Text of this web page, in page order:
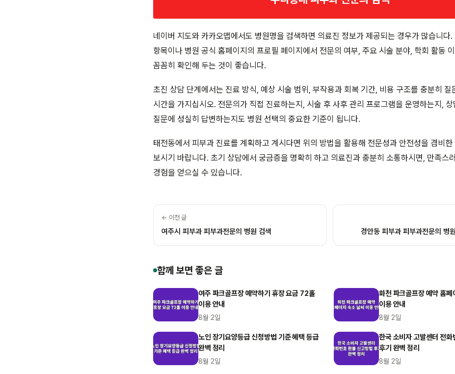
네이버 지도와 카카오맵에서도 병원명을 검색하면 의료진 정보가 제공되는 경우가 많습니다.
항목이나 병원 공식 홈페이지의 프로필 페이지에서 전문의 여부, 주요 시술 분야, 학회 활동
꼼꼼히 확인해 두는 것이 좋습니다.
초진 상담 단계에서는 진료 방식, 예상 시술 범위, 부작용과 회복 기간, 비용 구조를 충분히 질
시간을 가지십시오. 전문의가 직접 진료하는지, 시술 후 사후 관리 프로그램을 운영하는지, 상
질문에 성실히 답변하는지도 병원 선택의 중요한 기준이 됩니다.
태전동에서 피부과 진료를 계획하고 계시다면 위의 방법을 활용해 전문성과 안전성을 겸비한
보시기 바랍니다. 초기 상담에서 궁금증을 명확히 하고 의료진과 충분히 소통하시면, 만족스
경험을 얻으실 수 있습니다.
← 이전 글
여주시 피부과 피부과전문의 병원 검색 경안동 피부과 피부과전문의 병
함께 보면 좋은 글
여주 파크골프장 예약하기 휴장 요금 72홀
이용 안내
8월 2일
화천 파크골프장 예약 홈페
이용 안내
8월 2일
노인 장기요양등급 신청방법 기준 혜택 등급
완벽 정리
8월 2일
한국 소비자 고발센터 전
후기 완벽 정리
8월 2일